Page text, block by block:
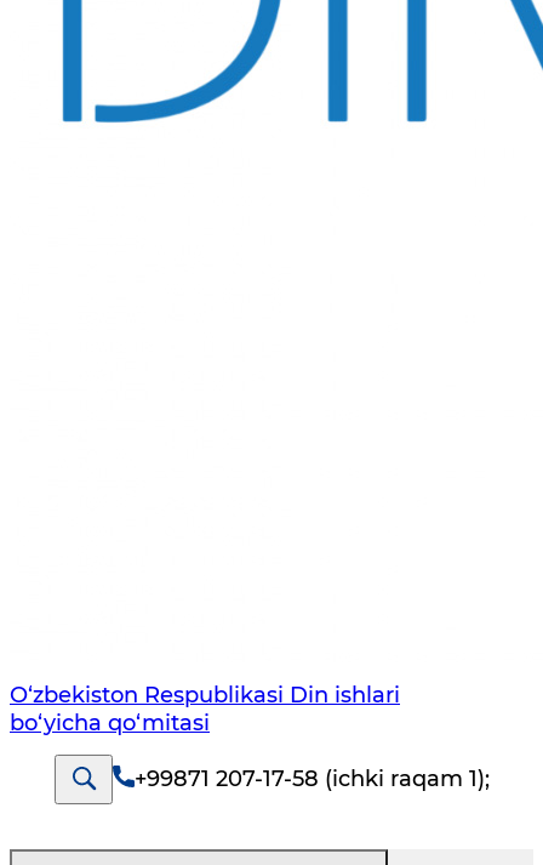
O‘zbekiston Respublikаsi Din ishlаri
bo‘yichа qo‘mitаsi
+99871 207-17-58 (ichki raqam 1);